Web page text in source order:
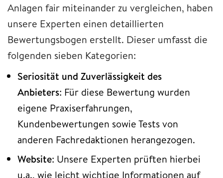
Anlagen fair miteinander zu vergleichen, haben
unsere Experten einen detaillierten
Bewertungsbogen erstellt. Dieser umfasst die
folgenden sieben Kategorien:
Seriosität und Zuverlässigkeit des
Anbieters: Für diese Bewertung wurden
eigene Praxiserfahrungen,
Kundenbewertungen sowie Tests von
anderen Fachredaktionen herangezogen.
Website: Unsere Experten prüften hierbei
u.a., wie leicht wichtige Informationen auf